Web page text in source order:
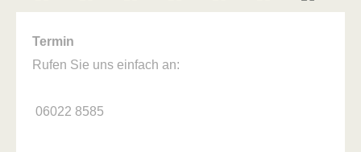
Termin
Rufen Sie uns einfach an:
06022 8585